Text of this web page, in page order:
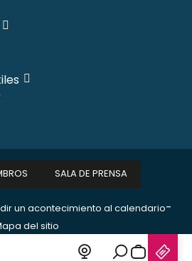
un acontecimiento al calendario-
del sitio
SALA DE PRENSA